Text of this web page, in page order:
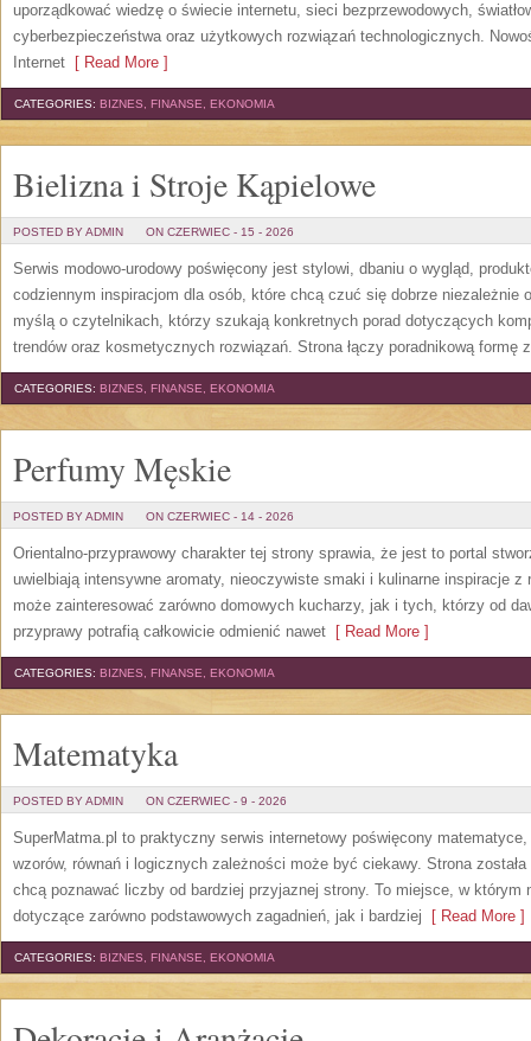
uporządkować wiedzę o świecie internetu, sieci bezprzewodowych,
cyberbezpieczeństwa oraz użytkowych rozwiązań technologicznych.
Internet [ Read More ]
CATEGORIES: BIZNES, FINANSE, EKONOMIA
Bielizna i Stroje Kąpielowe
POSTED BY ADMIN ON CZERWIEC - 15 - 2026
Serwis modowo-urodowy poświęcony jest stylowi, dbaniu o wygląd,
codziennym inspiracjom dla osób, które chcą czuć się dobrze niezależnie
myślą o czytelnikach, którzy szukają konkretnych porad dotyczących
trendów oraz kosmetycznych rozwiązań. Strona łączy poradnikową formę z
CATEGORIES: BIZNES, FINANSE, EKONOMIA
Perfumy Męskie
POSTED BY ADMIN ON CZERWIEC - 14 - 2026
Orientalno-przyprawowy charakter tej strony sprawia, że jest to portal
uwielbiają intensywne aromaty, nieoczywiste smaki i kulinarne inspiracje
może zainteresować zarówno domowych kucharzy, jak i tych, którzy od
przyprawy potrafią całkowicie odmienić nawet [ Read More ]
CATEGORIES: BIZNES, FINANSE, EKONOMIA
Matematyka
POSTED BY ADMIN ON CZERWIEC - 9 - 2026
SuperMatma.pl to praktyczny serwis internetowy poświęcony
wzorów, równań i logicznych zależności może być ciekawy. Strona
chcą poznawać liczby od bardziej przyjaznej strony. To miejsce, w którym
dotyczące zarówno podstawowych zagadnień, jak i bardziej [ Read More ]
CATEGORIES: BIZNES, FINANSE, EKONOMIA